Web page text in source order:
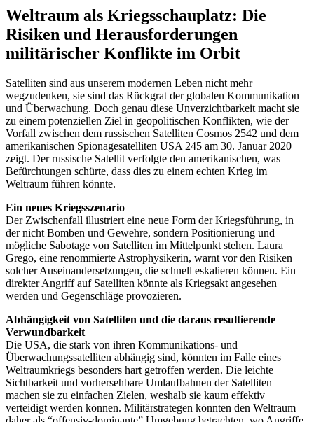
Weltraum als Kriegsschauplatz: Die
Risiken und Herausforderungen
militärischer Konflikte im Orbit
Satelliten sind aus unserem modernen Leben nicht mehr
wegzudenken, sie sind das Rückgrat der globalen Kommunikation
und Überwachung. Doch genau diese Unverzichtbarkeit macht sie
zu einem potenziellen Ziel in geopolitischen Konflikten, wie der
Vorfall zwischen dem russischen Satelliten Cosmos 2542 und dem
amerikanischen Spionagesatelliten USA 245 am 30. Januar 2020
zeigt. Der russische Satellit verfolgte den amerikanischen, was
Befürchtungen schürte, dass dies zu einem echten Krieg im
Weltraum führen könnte.
Ein neues Kriegsszenario
Der Zwischenfall illustriert eine neue Form der Kriegsführung, in
der nicht Bomben und Gewehre, sondern Positionierung und
mögliche Sabotage von Satelliten im Mittelpunkt stehen. Laura
Grego, eine renommierte Astrophysikerin, warnt vor den Risiken
solcher Auseinandersetzungen, die schnell eskalieren können. Ein
direkter Angriff auf Satelliten könnte als Kriegsakt angesehen
werden und Gegenschläge provozieren.
Abhängigkeit von Satelliten und die daraus resultierende
Verwundbarkeit
Die USA, die stark von ihren Kommunikations- und
Überwachungssatelliten abhängig sind, könnten im Falle eines
Weltraumkriegs besonders hart getroffen werden. Die leichte
Sichtbarkeit und vorhersehbare Umlaufbahnen der Satelliten
machen sie zu einfachen Zielen, weshalb sie kaum effektiv
verteidigt werden können. Militärstrategen könnten den Weltraum